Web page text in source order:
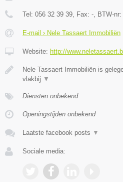
Tel: 056 32 39 39 , Fax: - , BTW-nr:
E-mail › Nele Tassaert Immobiliën
Website: http://
Nele Tassaert Immobiliën is
vlakbij ▼
Diensten onbekend
Openingstijden onbekend
Laatste facebook posts ▼
Sociale media: